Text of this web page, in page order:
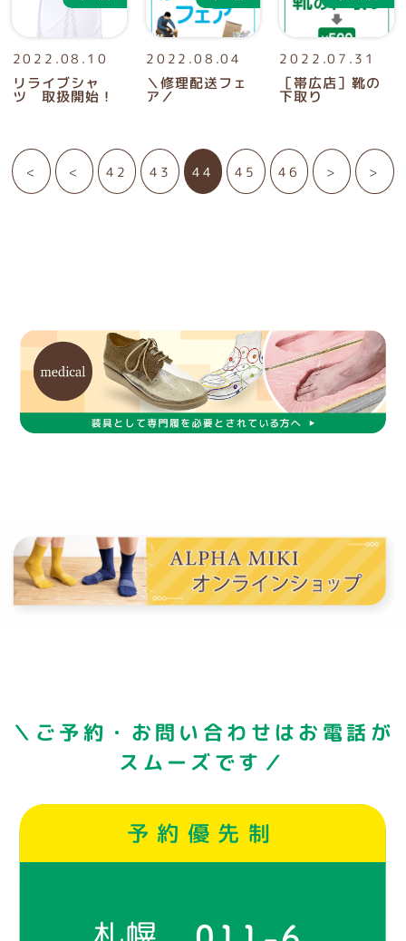
2022.08.10
リライブシャ
ツ 取扱開始！
2022.08.04
＼修理配送フェ
ア／
2022.07.31
［帯広店］靴の
下取り
< < 42 43 44 45 46 > >
＼ご予約・お問い合わせはお電話が
スムーズです／
予約優先制